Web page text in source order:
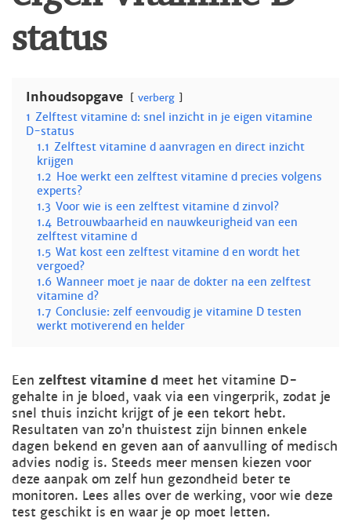
status
Inhoudsopgave verberg
1 Zelftest vitamine d: snel inzicht in je eigen vitamine
D-status
1.1 Zelftest vitamine d aanvragen en direct inzicht
krijgen
1.2 Hoe werkt een zelftest vitamine d precies volgens
experts?
1.3 Voor wie is een zelftest vitamine d zinvol?
1.4 Betrouwbaarheid en nauwkeurigheid van een
zelftest vitamine d
1.5 Wat kost een zelftest vitamine d en wordt het
vergoed?
1.6 Wanneer moet je naar de dokter na een zelftest
vitamine d?
1.7 Conclusie: zelf eenvoudig je vitamine D testen
werkt motiverend en helder
Een zelftest vitamine d meet het vitamine D-
gehalte in je bloed, vaak via een vingerprik, zodat je
snel thuis inzicht krijgt of je een tekort hebt.
Resultaten van zo’n thuistest zijn binnen enkele
dagen bekend en geven aan of aanvulling of medisch
advies nodig is. Steeds meer mensen kiezen voor
deze aanpak om zelf hun gezondheid beter te
monitoren. Lees alles over de werking, voor wie deze
test geschikt is en waar je op moet letten.